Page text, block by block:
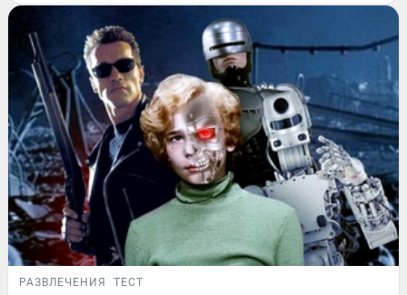
РАЗВЛЕЧЕНИЯ ТЕСТ